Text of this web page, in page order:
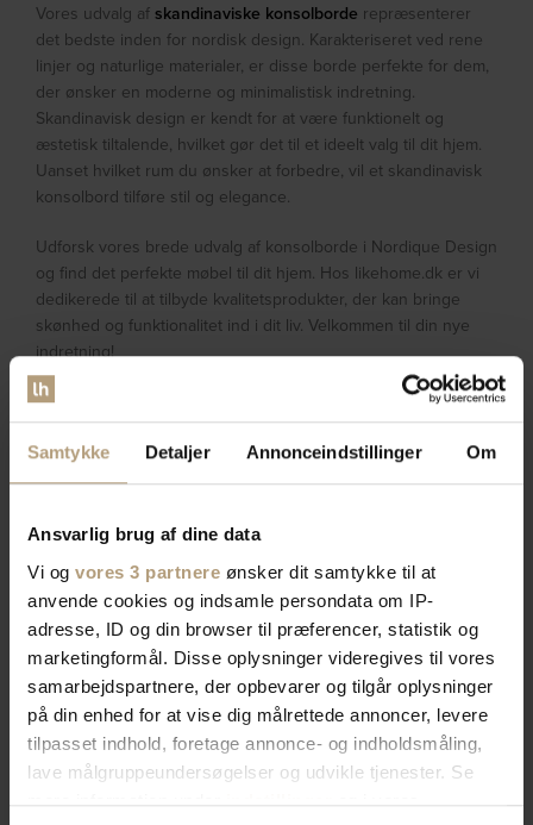
Samtykke Detaljer Annonceindstillinger Om
Ansvarlig brug af dine data
Vi og vores 3 partnere ønsker dit samtykke til at
anvende cookies og indsamle persondata om IP-
adresse, ID og din browser til præferencer, statistik og
marketingformål. Disse oplysninger videregives til vores
samarbejdspartnere, der opbevarer og tilgår oplysninger
på din enhed for at vise dig målrettede annoncer, levere
tilpasset indhold, foretage annonce- og indholdsmåling,
lave målgruppeundersøgelser og udvikle tjenester. Se
Vores udvalg af skandinaviske konsolborde repræsenterer
det bedste inden for nordisk design. Karakteriseret ved rene
linjer og naturlige materialer, er disse borde perfekte for dem,
der ønsker en moderne og minimalistisk indretning.
Skandinavisk design er kendt for at være funktionelt og
æstetisk tiltalende, hvilket gør det til et ideelt valg til dit hjem.
Uanset hvilket rum du ønsker at forbedre, vil et skandinavisk
konsolbord tilføre stil og elegance.
Udforsk vores brede udvalg af konsolborde i Nordique Design
og find det perfekte møbel til dit hjem. Hos likehome.dk er vi
dedikerede til at tilbyde kvalitetsprodukter, der kan bringe
skønhed og funktionalitet ind i dit liv. Velkommen til din nye
indretning!
OFTE STILLEDE SPØRGSMÅL
Hvad er særligt ved Nordique Design konsolborde?
Nordique Design konsolborde er kendt for deres unikke
skandinaviske designtraditioner med fokus på minimalisme,
opmærksomhed på detaljerne og bruger materialer af høj
kvalitet, såsom massivt egetræ, hvilket giver dem robusthed
og lang levetid. Mange af disse konsolborde tilbyder også
smarte opbevaringsløsninger.
Kan jeg få et konsolbord i egetræ fra Nordique Design?
Ja, Nordique Design tilbyder konsolborde i egetræ, kendt for
deres holdbarhed og naturlige skønhed. Egetræ har en stærk